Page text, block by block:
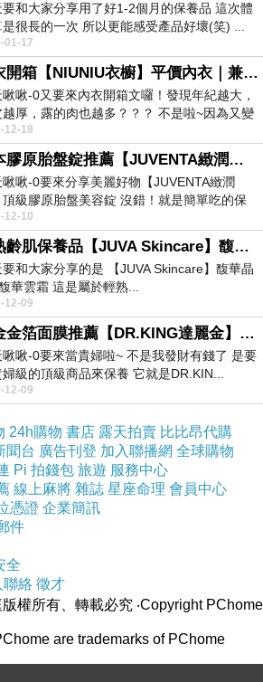
要和大家分享用了好1-2個月的保養品 這次體
很長的一次 所以更能感受產品好壞(笑) ...
01-17
內衣開箱【NIUNIU衣櫥】平價內衣｜兼具美感及舒適的獨特內衣
啾-0又要來內衣開箱文囉！發現年紀越大，
越厚，露的肉也越多？？？ 不是啦~因為又變
，...
12-18
日本膠原胎盤錠推薦【JUVENTA緻潤特】頂級膠原胎盤美容錠
啾-0要來分享美麗好物【JUVENTA緻潤
頂級膠原胎盤美容錠 沒錯！就是簡單吃的保
！...
12-10
輕熟齡肌保養品【JUVA Skincare】馥華晶粹&馥華雲霜
和大家分享的是 【JUVA Skincare】馥華晶
華雲霜 這是屬於輕熟...
12-09
黃金金箔面膜推薦【DR.KING達麗金】黃金金箔保濕面膜&金箔抗皺眼膠
啾啾-0要來當貴婦啦~ 不是我發財有錢了 是要
婦級的頂級商品來保養 它就是DR.KIN...
12-09
24h購物 書店 露天拍賣 比比昂代購
聞台 廣告刊登 加入聯播網 全球購物
Pi 拍錢包 旅遊 服務中心
線上麻將 雜誌 星座命理 會員中心
憑證 企業簡訊
件
全
聯絡 徵才
版權所有、轉載必究 ‧Copyright PChome
are trademarks of PChome